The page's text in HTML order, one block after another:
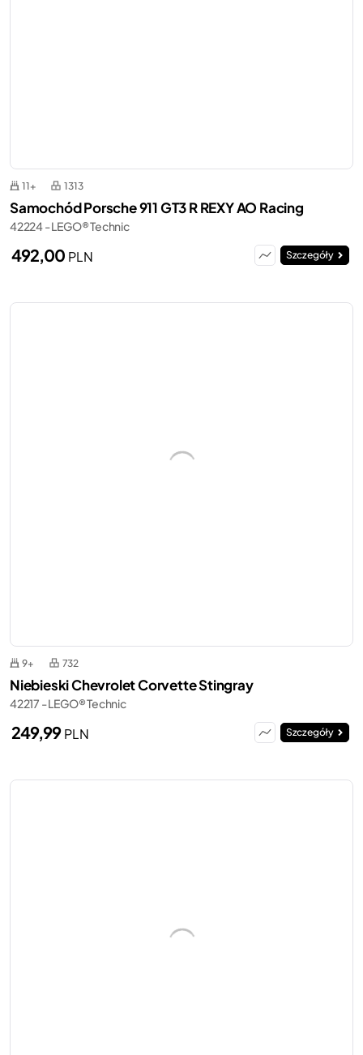
11+ 1313
Samochód Porsche 911 GT3 R REXY AO Racing
42224 - LEGO® Technic
492,00 PLN Szczegóły
9+ 732
Niebieski Chevrolet Corvette Stingray
42217 - LEGO® Technic
249,99PLN Szczegóły